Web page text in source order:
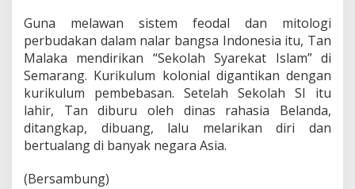
Guna melawan sistem feodal dan mitologi
perbudakan dalam nalar bangsa Indonesia itu, Tan
Malaka mendirikan “Sekolah Syarekat Islam” di
Semarang. Kurikulum kolonial digantikan dengan
kurikulum pembebasan. Setelah Sekolah SI itu
lahir, Tan diburu oleh dinas rahasia Belanda,
ditangkap, dibuang, lalu melarikan diri dan
bertualang di banyak negara Asia.
(Bersambung)